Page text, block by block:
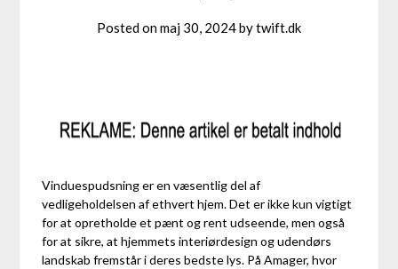
Posted onmaj 30, 2024bytwift.dk
Vinduespudsning er en væsentlig del af
vedligeholdelsen af ethvert hjem. Det er ikke kun vigtigt
for at opretholde et pænt og rent udseende, men også
for at sikre, at hjemmets interiørdesign og udendørs
landskab fremstår i deres bedste lys. På Amager, hvor